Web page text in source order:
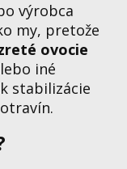
výrobca
my, pretože
ovocie
iné
stabilizácie